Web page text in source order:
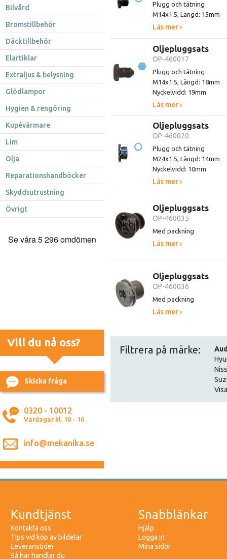
Bilvård
Bromstillbehör
Däcktillbehör
Elartiklar
Extraljus & belysning
Glödlampor
Hygien & rengöring
Kupévärmare
Lim
Olja
Reparationshandböcker
Skyddsutrustning
Övrigt
Vill du nå oss?
Skicka fråga
0320 - 10012
Vardagar kl. 10 - 16
info@mekanika.se
Plugg och tätning
M14x1.5, Längd: 15mm
Läs mer ›
Oljepluggsats
OP-460017
Plugg och tätning
M14x1.5, Längd: 18mm
Nyckelvidd: 19mm
Läs mer ›
Oljepluggsats
OP-460020
Plugg och tätning
M24x1.5, Längd: 14mm
Nyckelvidd: 10mm
Läs mer ›
Oljepluggsats
OP-460035
Med packning
Läs mer ›
Oljepluggsats
OP-460036
Med packning
Läs mer ›
Filtrera på märke:
Kundtjänst
Kontakta oss
Tips vid köp av bildelar
Leveranstider
Så här handlar du
Snabblänkar
Hjälp
Logga in
Mina sidor